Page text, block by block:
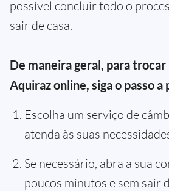
possível concluir todo o
sair de casa.
De maneira geral, para trocar
Aquiraz online, siga o passo a
Escolha um serviço de
atenda às suas
Se necessário, abra a sua
poucos minutos e sem sair